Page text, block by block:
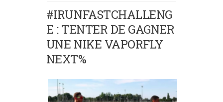
#IRUNFASTCHALLENG
E : TENTER DE GAGNER
UNE NIKE VAPORFLY
NEXT%